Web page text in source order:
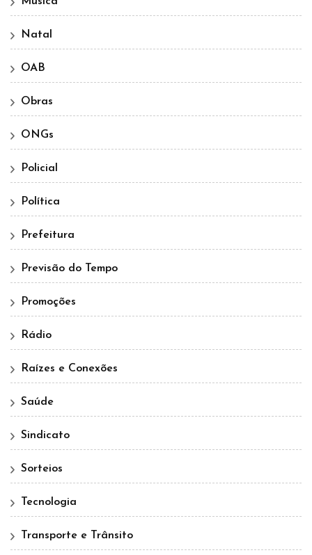
Natal
OAB
Obras
ONGs
Policial
Política
Prefeitura
Previsão do Tempo
Promoções
Rádio
Raízes e Conexões
Saúde
Sindicato
Sorteios
Tecnologia
Transporte e Trânsito